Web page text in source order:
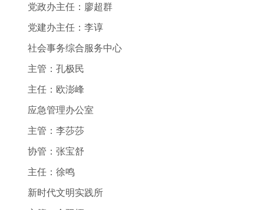
党政办主任：廖超群
党建办主任：李谆
社会事务综合服务中心
主管：孔极民
主任：欧澎峰
应急管理办公室
主管：李莎莎
协管：张宝舒
主任：徐鸣
新时代文明实践所